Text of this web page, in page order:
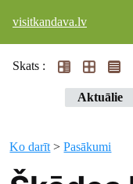
visitkandava.lv
Skats :
Aktuālie
Ko darīt >Pasākumi